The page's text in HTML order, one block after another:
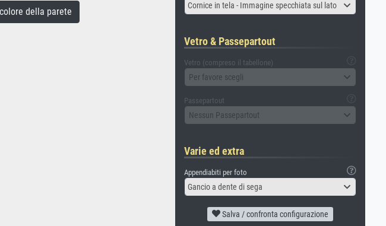
della parete
Cornice in tela - Immagine specchiata sul lato
Vetro & Passepartout
Vetro (compreso il tabellone)
Per favore scegli
Passepartout
Nessun Passepartout
Varie ed extra
Appendiabiti per foto
Gancio a dente di sega
Salva / confronta configurazione